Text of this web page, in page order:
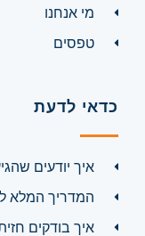
מי אנחנו
טפסים
כדאי לדעת
איך יודעים
המדריך המלא
איך בודקים